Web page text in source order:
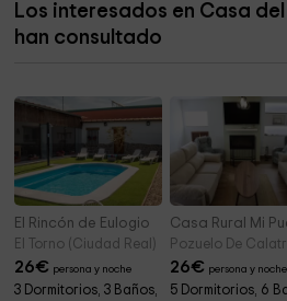
Excelentisimo Ayuntamiento de
Los interesados en Casa
han consultado
El Rincón de Eulogio
El Torno (Ciudad Real)
26€ persona y noche
3 Dormitorios, 3 Baños,
Casa Rural Mi
Pozuelo De
26€ persona y noche
5 Dormitorios, 6